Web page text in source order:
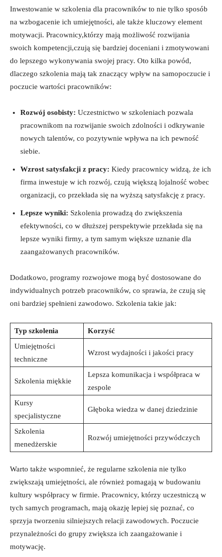
Inwestowanie w szkolenia dla pracowników to nie tylko sposób
na wzbogacenie ich umiejętności, ale także kluczowy element
motywacji. Pracownicy,którzy mają możliwość rozwijania
swoich kompetencji,czują się bardziej doceniani i zmotywowani
do lepszego wykonywania swojej pracy. Oto kilka powód,
dlaczego szkolenia mają tak znaczący wpływ na samopoczucie i
poczucie wartości pracowników:
Rozwój osobisty: Uczestnictwo w szkoleniach pozwala
pracownikom na rozwijanie swoich zdolności i odkrywanie
nowych talentów, co pozytywnie wpływa na ich pewność
siebie.
Wzrost satysfakcji z pracy: Kiedy pracownicy widzą, że ich
firma inwestuje w ich rozwój, czują większą lojalność wobec
organizacji, co przekłada się na wyższą satysfakcję z pracy.
Lepsze wyniki: Szkolenia prowadzą do zwiększenia
efektywności, co w dłuższej perspektywie przekłada się na
lepsze wyniki firmy, a tym samym większe uznanie dla
zaangażowanych pracowników.
Dodatkowo, programy rozwojowe mogą być dostosowane do
indywidualnych potrzeb pracowników, co sprawia, że czują się
oni bardziej spełnieni zawodowo. Szkolenia takie jak:
Typ szkolenia
Korzyść
Umiejętności
techniczne
Wzrost wydajności i jakości pracy
Szkolenia miękkie
Lepsza komunikacja i współpraca w
zespole
Kursy
specjalistyczne
Głęboka wiedza w danej dziedzinie
Szkolenia
menedżerskie
Rozwój umiejętności przywódczych
Warto także wspomnieć, że regularne szkolenia nie tylko
zwiększają umiejętności, ale również pomagają w budowaniu
kultury współpracy w firmie. Pracownicy, którzy uczestniczą w
tych samych programach, mają okazję lepiej się poznać, co
sprzyja tworzeniu silniejszych relacji zawodowych. Poczucie
przynależności do grupy zwiększa ich zaangażowanie i
motywację.